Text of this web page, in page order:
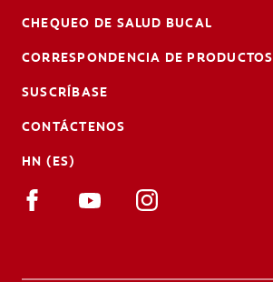
CHEQUEO DE SALUD BUCAL
CORRESPONDENCIA DE PRODUCTOS
SUSCRÍBASE
CONTÁCTENOS
HN (ES)